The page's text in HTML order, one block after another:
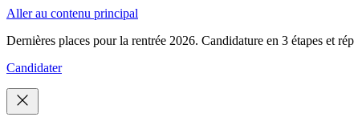
Aller au contenu principal
Dernières places pour la rentrée 2026. Candidature en 3 étapes et
Candidater